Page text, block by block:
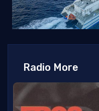
Radio More